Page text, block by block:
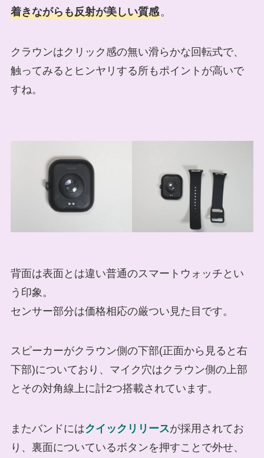
着きながらも反射が美しい質感。
クラウンはクリック感の無い滑らかな回転式で、
触ってみるとヒンヤリする所もポイントが高いで
すね。
背面は表面とは違い普通のスマートウォッチとい
う印象。
センサー部分は価格相応の厳つい見た目です。
スピーカーがクラウン側の下部(正面から見ると右
下部)についており、マイク穴はクラウン側の上部
とその対角線上に計2つ搭載されています。
またバンドにはクイックリリースが採用されてお
り、裏面についているボタンを押すことで外せ、